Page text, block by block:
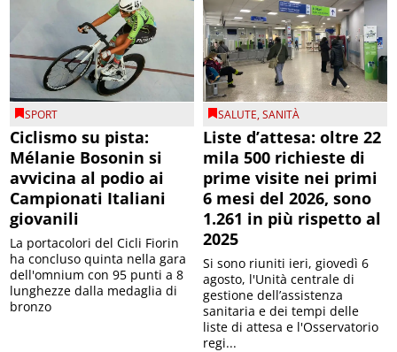
SPORT
Ciclismo su pista:
Mélanie Bosonin si
avvicina al podio ai
Campionati Italiani
giovanili
La portacolori del Cicli Fiorin
ha concluso quinta nella gara
dell'omnium con 95 punti a 8
lunghezze dalla medaglia di
bronzo
SALUTE,SANITÀ
Liste d’attesa: oltre 22
mila 500 richieste di
prime visite nei primi
6 mesi del 2026, sono
1.261 in più rispetto al
2025
Si sono riuniti ieri, giovedì 6
agosto, l'Unità centrale di
gestione dell’assistenza
sanitaria e dei tempi delle
liste di attesa e l'Osservatorio
regi...